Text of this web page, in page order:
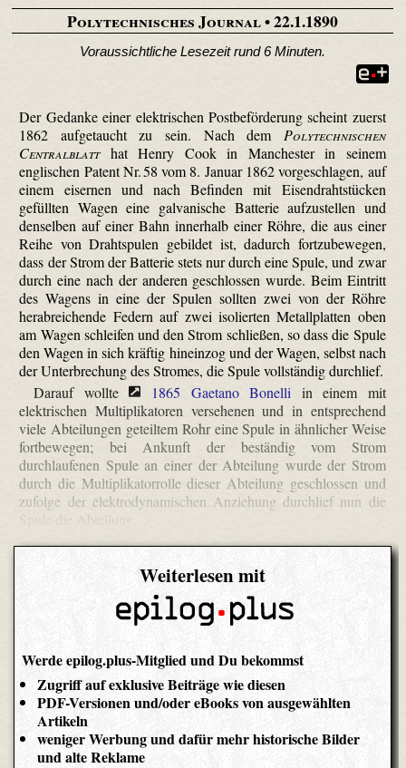
Polytechnisches Journal• 22.1.1890
Voraussichtliche Lesezeit rund 6 Minuten.
Der Gedanke einer elektrischen Postbeförderung scheint zuerst
1862 aufgetaucht zu sein. Nach dem Polytechnischen
Central­blatthat Henry Cook in Manchester in seinem
englischen Patent Nr. 58 vom 8. Januar 1862 vorgeschlagen, auf
einem eisernen und nach Befinden mit Eisendrahtstücken
gefüllten Wagen eine galvanische Batterie aufzustellen und
denselben auf einer Bahn innerhalb einer Röhre, die aus einer
Reihe von Drahtspulen gebildet ist, dadurch fortzubewegen,
dass der Strom der Batterie stets nur durch eine Spule, und zwar
durch eine nach der anderen geschlossen wurde. Beim Eintritt
des Wagens in eine der Spulen sollten zwei von der Röhre
herabreichende Federn auf zwei isolierten Metallplatten oben
am Wagen schleifen und den Strom schließen, so dass die Spule
den Wagen in sich kräftig hineinzog und der Wagen, selbst nach
der Unterbrechung des Stromes, die Spule vollständig durchlief.
Darauf wollte
1865 Gaetano Bonelli in einem mit
elektrischen Multiplikatoren versehenen und in entsprechend
viele Abteilungen geteiltem Rohr eine Spule in ähnlicher Weise
fortbewegen; bei Ankunft der beständig vom Strom
durchlaufenen Spule an einer der Abteilung wurde der Strom
durch die Multiplikator­rolle dieser Abteilung geschlossen und
zufolge der elektrodynamischen Anziehung durchlief nun die
Spule die Abteilung.
Weiterlesen mit
Werde epilog.plus-Mitglied und Du bekommst
Zugriff auf exklusive Beiträge wie diesen
PDF-Versionen und/oder eBooks von ausgewählten
Artikeln
weniger Werbung und dafür mehr historische Bilder
und alte Reklame